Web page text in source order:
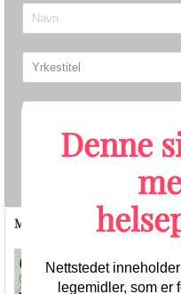
Migrene/hodepine
Denne
Nettstedet
legemidler, som er